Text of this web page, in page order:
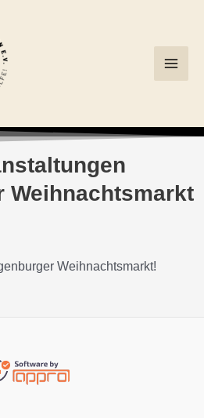
Weihnachtsmarkt
Weihnachtsmarkt!